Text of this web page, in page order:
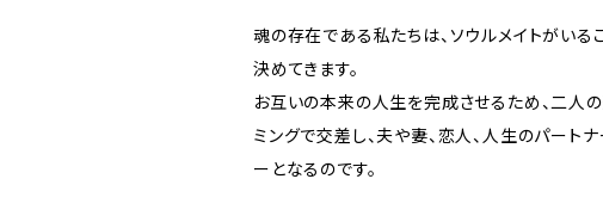
魂の存在である私たちは、ソウルメイトがいる
決めてきます。
お互いの本来の人生を完成させるため、二人
ミングで交差し、夫や妻、恋人、人生のパート
ーとなるのです。